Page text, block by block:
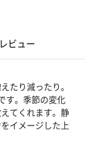
レビュー
たり減ったり。
す。季節の変化
てくれます。静
イメージした上